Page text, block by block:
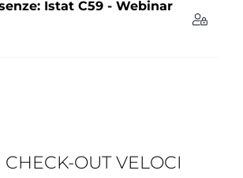
Istat C59 - Webinar
OUT VELOCI